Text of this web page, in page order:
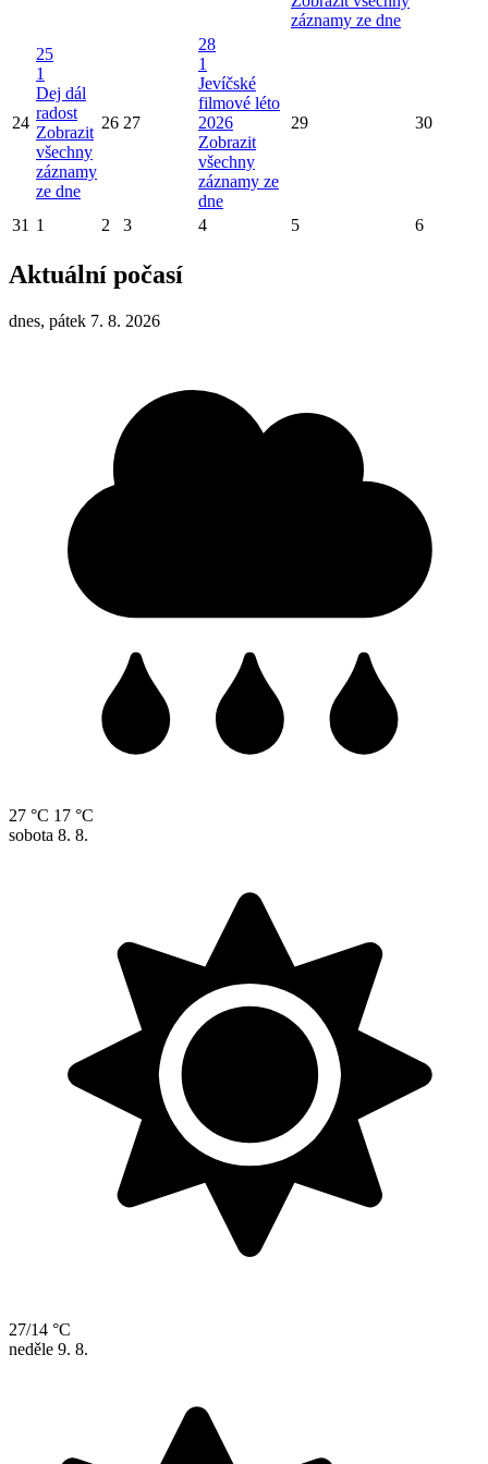
záznamy ze dne
24
25
1
Dej dál
radost
Zobrazit
všechny
záznamy
ze dne
26 27
28
1
Jevíčské
filmové léto
2026
Zobrazit
všechny
záznamy ze
dne
29 30
31 1 2 3 4 5 6
Aktuální počasí
dnes, pátek 7. 8. 2026
27 °C 17 °C
sobota 8. 8.
27/14 °C
neděle 9. 8.